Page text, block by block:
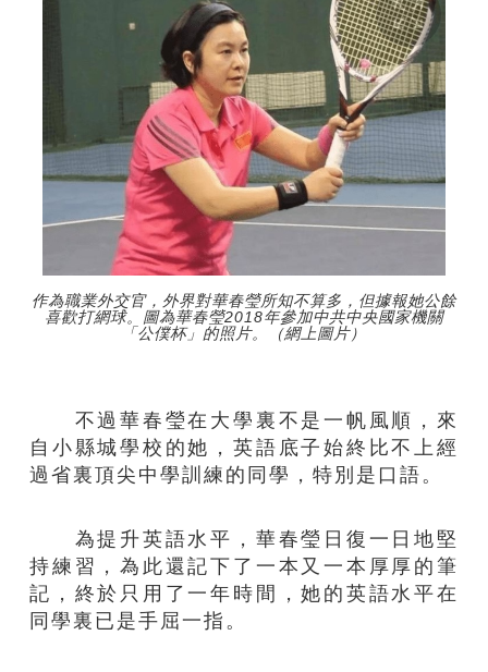
作為職業外交官，外界對華春瑩所知不算多，但據報她公餘
喜歡打網球。圖為華春瑩2018年參加中共中央國家機關
「公僕杯」的照片。（網上圖片）
不過華春瑩在大學裏不是一帆風順，來
自小縣城學校的她，英語底子始終比不上經
過省裏頂尖中學訓練的同學，特別是口語。
為提升英語水平，華春瑩日復一日地堅
持練習，為此還記下了一本又一本厚厚的筆
記，終於只用了一年時間，她的英語水平在
同學裏已是手屈一指。